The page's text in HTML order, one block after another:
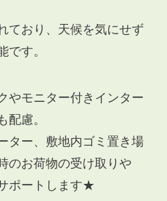
ており、天候を気にせず
です。
やモニター付きインター
配慮。
ター、敷地内ゴミ置き場
のお荷物の受け取りや
ポートします★